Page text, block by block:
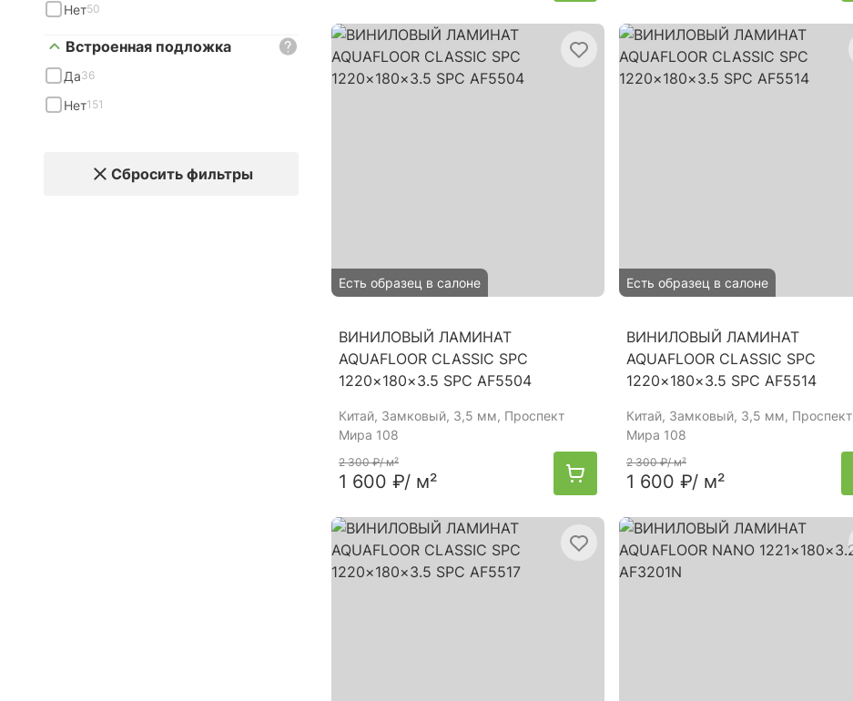
Нет50
Встроенная подложка
Да36
Нет151
Сбросить фильтры
Есть образец в салоне
ВИНИЛОВЫЙ ЛАМИНАТ
AQUAFLOOR CLASSIC SPC
1220×180×3.5 SPC AF5504
Китай, Замковый, 3,5 мм, Проспект
Мира 108
2 300 ₽/ м²
1 600 ₽/ м²
Есть образец в салоне
ВИНИЛОВЫЙ ЛАМИНАТ
AQUAFLOOR CLASSIC SPC
1220×180×3.5 SPC AF5514
Китай, Замковый, 3,5 мм, Проспект
Мира 108
2 300 ₽/ м²
1 600 ₽/ м²